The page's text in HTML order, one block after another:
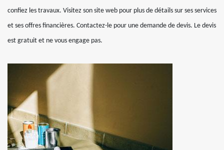
confiez les travaux. Visitez son site web pour plus de détails sur ses services
et ses offres financières. Contactez-le pour une demande de devis. Le devis
est gratuit et ne vous engage pas.